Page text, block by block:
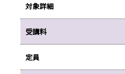
対象詳細
受講料
定員